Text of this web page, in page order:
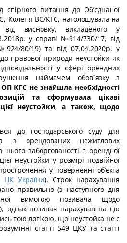
спірного питання до Об’єднаної
Колегія ВС/КГС, наголошувала на
від висновку, викладеного у
у справі №914/730/17, від
80/19) та від 07.04.2020р. у
правової природи неустойки як
у сфері орендних
наймачем обов`язку з
ОП КГС не знайшла необхідності
та сформувала цікаві
неустойки, а також, щодо
до господарського суду для
з орендованих нежитлових
заборгованості з орендної
неустойки у розмірі подвійної
у поверненні об’єкта
ЦК України). Строк нарахування
правильно (з наступного дня
вимогою позивача щодо
однак позивач нарахував на цю
тою логікою, що неустойка не є
статті 549 ЦКУ та статті